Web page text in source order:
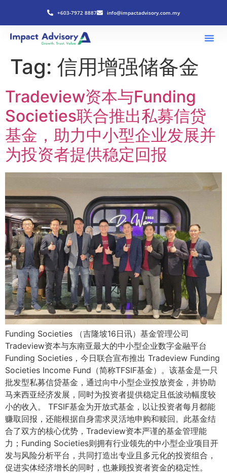
+603-7972 8887 info@impactadvisory.com.my
Tag: 信用增强储备金
Tradeview资本与Funding
Societies联合推出私募信贷
基金，助力中小型企业发展并
为投资者提供稳定回报
Funding Societies （吉隆坡16日讯）基金管理公司
Tradeview资本与东南亚最大的中小型企业数字金融平台
Funding Societies，今日联合宣布推出 Tradeview Funding
Societies Income Fund（简称TFSIF基金）。该基金是一只
批发型私募信贷基金，通过向中小型企业投放资金，并协助
马来西亚经济发展，同时为投资者提供稳定且低波动幅度较
小的收入。 TFSIF基金为开放式基金，以让投资者每月都能
赚取回报，还能根据自身需求灵活地申购和赎回。此基金结
合了双方的核心优势，Tradeview资本严谨的基金管理能
力；Funding Societies则拥有行业领先的中小型企业项目开
发与风险分析平台，共同打造出专业且多元化的投资组合，
促进实体经济增长的同时，也兼顾投资者资金的稳定性。